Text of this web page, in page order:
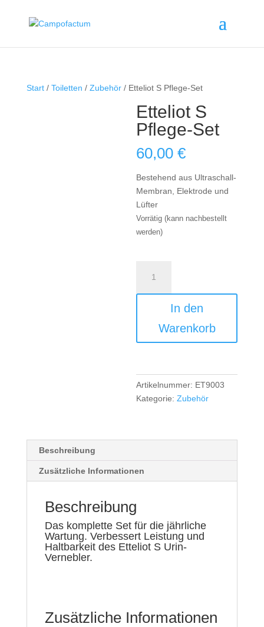
Start/ Toiletten / Zubehör/ Etteliot S Pflege-Set
Etteliot S
Pflege-Set
60,00€
Bestehend aus Ultraschall-
Membran, Elektrode und
Lüfter
Vorrätig (kann nachbestellt
werden)
Pflege-
In den
Warenkorb
Artikelnummer: ET9003
Kategorie:Zubehör
Beschreibung
Zusätzliche Informationen
Beschreibung
Das komplette Set für die jährliche
Wartung. Verbessert Leistung und
Haltbarkeit des Etteliot S Urin-
Vernebler.
Zusätzliche Informationen